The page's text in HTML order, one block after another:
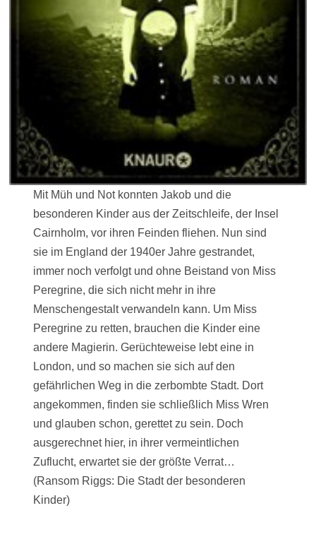
Mit Müh und Not konnten Jakob und die
besonderen Kinder aus der Zeitschleife, der Insel
Cairnholm, vor ihren Feinden fliehen. Nun sind
sie im England der 1940er Jahre gestrandet,
immer noch verfolgt und ohne Beistand von Miss
Peregrine, die sich nicht mehr in ihre
Menschengestalt verwandeln kann. Um Miss
Peregrine zu retten, brauchen die Kinder eine
andere Magierin. Gerüchteweise lebt eine in
London, und so machen sie sich auf den
gefährlichen Weg in die zerbombte Stadt. Dort
angekommen, finden sie schließlich Miss Wren
und glauben schon, gerettet zu sein. Doch
ausgerechnet hier, in ihrer vermeintlichen
Zuflucht, erwartet sie der größte Verrat…
(Ransom Riggs: Die Stadt der besonderen
Kinder)